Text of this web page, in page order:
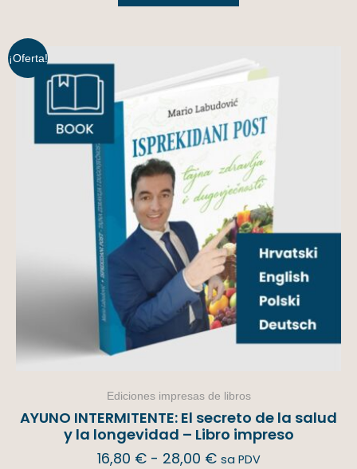
¡Oferta!
Ediciones impresas de libros
AYUNO INTERMITENTE: El secreto de la salud
y la longevidad – Libro impreso
16,80 € - 28,00 € sa PDV